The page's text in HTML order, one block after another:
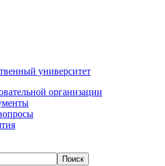
университет
организации